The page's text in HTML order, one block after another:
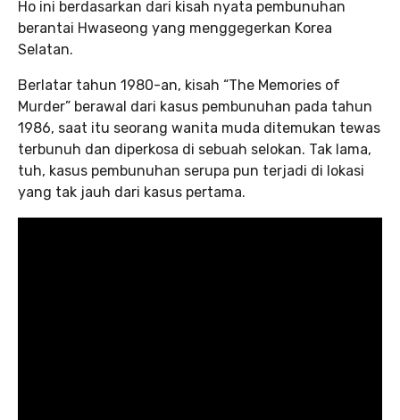
Ho ini berdasarkan dari kisah nyata pembunuhan
berantai Hwaseong yang menggegerkan Korea
Selatan.
Berlatar tahun 1980-an, kisah “The Memories of
Murder” berawal dari kasus pembunuhan pada tahun
1986, saat itu seorang wanita muda ditemukan tewas
terbunuh dan diperkosa di sebuah selokan. Tak lama,
tuh, kasus pembunuhan serupa pun terjadi di lokasi
yang tak jauh dari kasus pertama.